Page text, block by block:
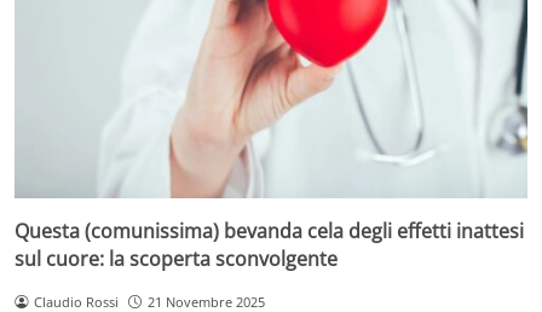
Questa (comunissima) bevanda cela degli effetti inattesi
sul cuore: la scoperta sconvolgente
Claudio Rossi 21 Novembre 2025